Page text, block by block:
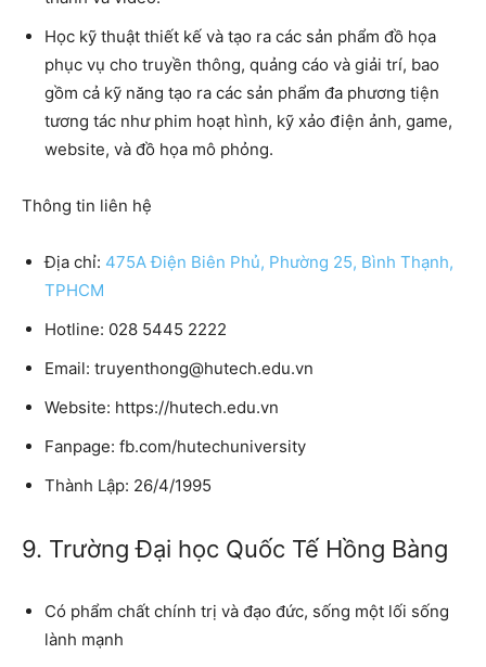
Học kỹ thuật thiết kế và tạo ra các sản phẩm đồ họa
phục vụ cho truyền thông, quảng cáo và giải trí, bao
gồm cả kỹ năng tạo ra các sản phẩm đa phương tiện
tương tác như phim hoạt hình, kỹ xảo điện ảnh, game,
website, và đồ họa mô phỏng.
Thông tin liên hệ
Địa chỉ: 475A Điện Biên Phủ, Phường 25, Bình Thạnh,
TPHCM
Hotline: 028 5445 2222
Email: truyenthong@hutech.edu.vn
Website: https://hutech.edu.vn
Fanpage: fb.com/hutechuniversity
Thành Lập: 26/4/1995
9. Trường Đại học Quốc Tế Hồng Bàng
Có phẩm chất chính trị và đạo đức, sống một lối sống
lành mạnh